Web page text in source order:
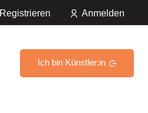
Registrieren Anmelden
Ich bin Künstler:in